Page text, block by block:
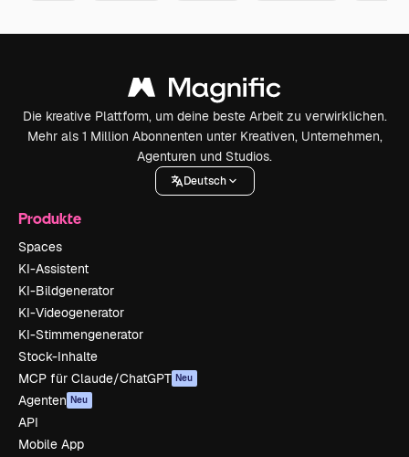
Die kreative Plattform, um deine beste Arbeit zu verwirklichen.
Mehr als 1 Million Abonnenten unter Kreativen, Unternehmen,
Agenturen und Studios.
Deutsch
Produkte
Spaces
KI-Assistent
KI-Bildgenerator
KI-Videogenerator
KI-Stimmengenerator
Stock-Inhalte
MCP für Claude/ChatGPT Neu
Agenten Neu
API
Mobile App